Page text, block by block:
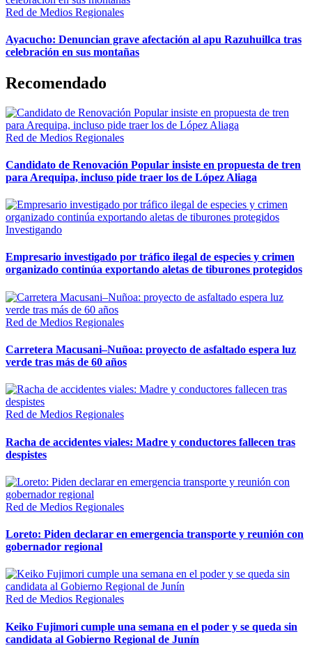
Red de Medios Regionales
Ayacucho: Denuncian grave afectación al apu Razuhuillca tras
celebración en sus montañas
Recomendado
Red de Medios Regionales
Candidato de Renovación Popular insiste en propuesta de tren
para Arequipa, incluso pide traer los de López Aliaga
Investigando
Empresario investigado por tráfico ilegal de especies y crimen
organizado continúa exportando aletas de tiburones protegidos
Red de Medios Regionales
Carretera Macusani–Nuñoa: proyecto de asfaltado espera luz
verde tras más de 60 años
Red de Medios Regionales
Racha de accidentes viales: Madre y conductores fallecen tras
despistes
Red de Medios Regionales
Loreto: Piden declarar en emergencia transporte y reunión con
gobernador regional
Red de Medios Regionales
Keiko Fujimori cumple una semana en el poder y se queda sin
candidata al Gobierno Regional de Junín